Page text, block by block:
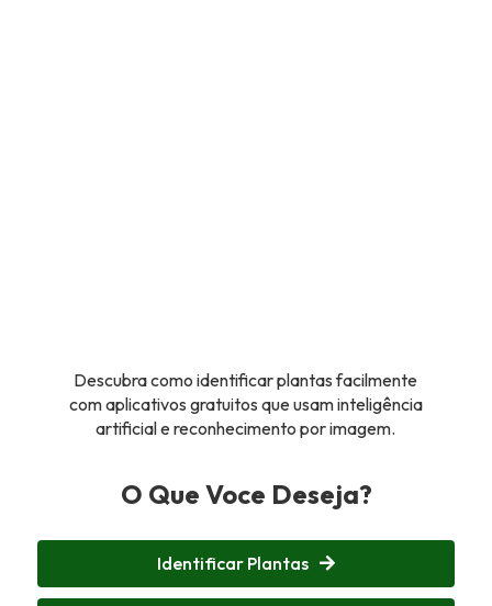
Descubra como identificar plantas facilmente
com aplicativos gratuitos que usam inteligência
artificial e reconhecimento por imagem.
O Que Voce Deseja?
Identificar Plantas